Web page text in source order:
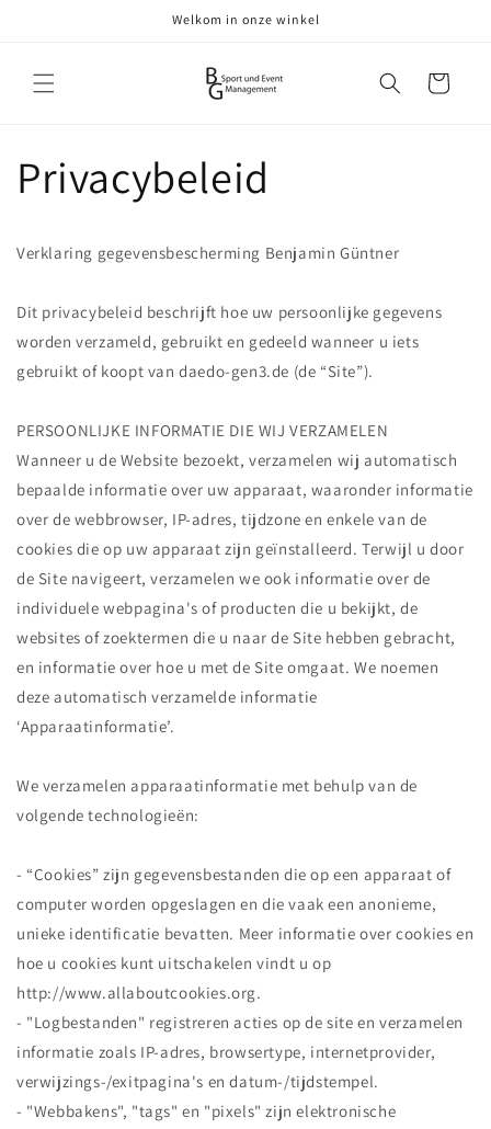
Welkom in onze winkel
Winkelwagen
Privacybeleid
Verklaring gegevensbescherming Benjamin Güntner
Dit privacybeleid beschrijft hoe uw persoonlijke gegevens
worden verzameld, gebruikt en gedeeld wanneer u iets
gebruikt of koopt van daedo-gen3.de (de “Site”).
PERSOONLIJKE INFORMATIE DIE WIJ VERZAMELEN
Wanneer u de Website bezoekt, verzamelen wij automatisch
bepaalde informatie over uw apparaat, waaronder informatie
over de webbrowser, IP-adres, tijdzone en enkele van de
cookies die op uw apparaat zijn geïnstalleerd. Terwijl u door
de Site navigeert, verzamelen we ook informatie over de
individuele webpagina's of producten die u bekijkt, de
websites of zoektermen die u naar de Site hebben gebracht,
en informatie over hoe u met de Site omgaat. We noemen
deze automatisch verzamelde informatie
‘Apparaatinformatie’.
We verzamelen apparaatinformatie met behulp van de
volgende technologieën:
- “Cookies” zijn gegevensbestanden die op een apparaat of
computer worden opgeslagen en die vaak een anonieme,
unieke identificatie bevatten. Meer informatie over cookies en
hoe u cookies kunt uitschakelen vindt u op
http://www.allaboutcookies.org.
- "Logbestanden" registreren acties op de site en verzamelen
informatie zoals IP-adres, browsertype, internetprovider,
verwijzings-/exitpagina's en datum-/tijdstempel.
- "Webbakens", "tags" en "pixels" zijn elektronische